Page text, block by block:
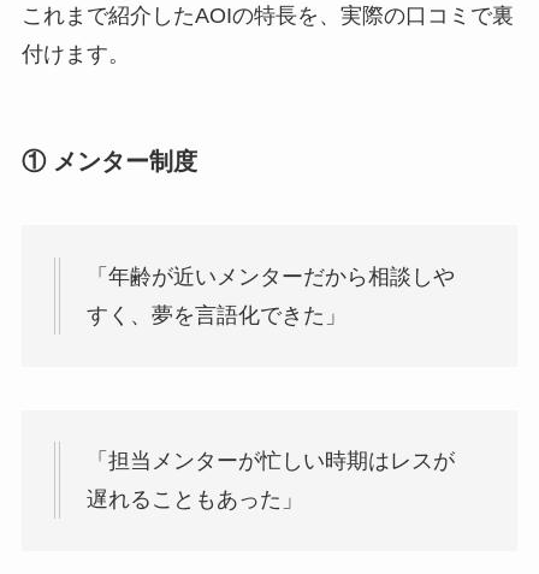
これまで紹介したAOIの特長を、実際の口コミで裏
付けます。
① メンター制度
「年齢が近いメンターだから相談しや
すく、夢を言語化できた」
「担当メンターが忙しい時期はレスが
遅れることもあった」